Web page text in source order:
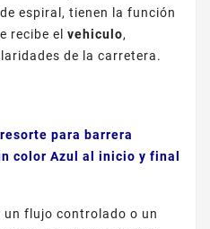
espiral, tienen la función
recibe el vehiculo,
de la carretera.
para barrera
color Azul al inicio y final
un flujo controlado o un